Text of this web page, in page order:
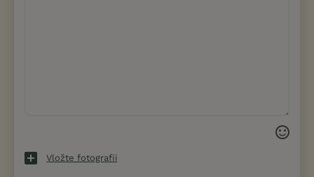
Vložte fotografii